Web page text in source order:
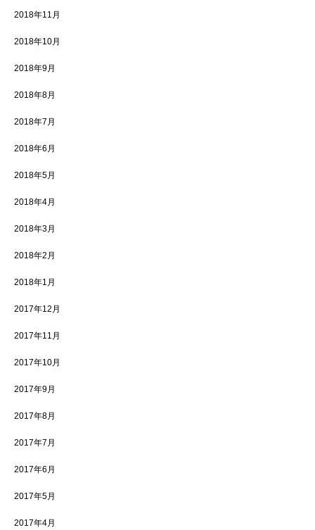
2018年11月
2018年10月
2018年9月
2018年8月
2018年7月
2018年6月
2018年5月
2018年4月
2018年3月
2018年2月
2018年1月
2017年12月
2017年11月
2017年10月
2017年9月
2017年8月
2017年7月
2017年6月
2017年5月
2017年4月